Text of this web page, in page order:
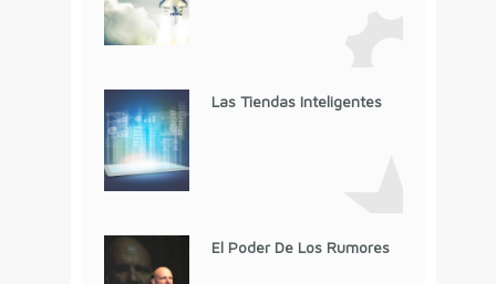
Las Tiendas Inteligentes
El Poder De Los Rumores